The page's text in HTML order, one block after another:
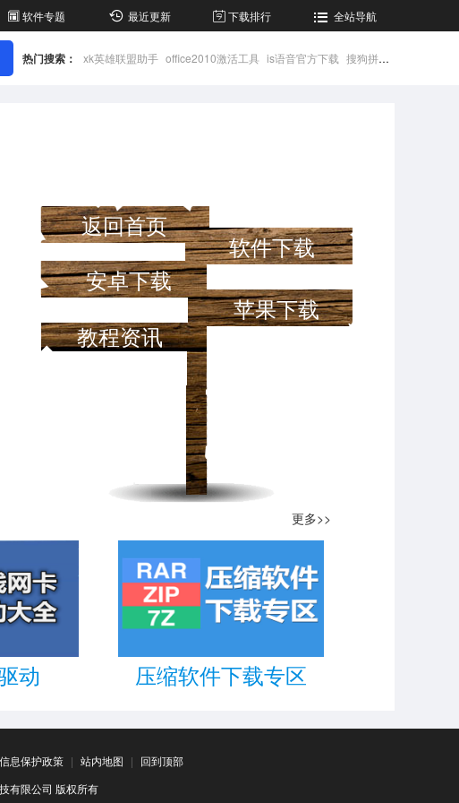
软件专题 最近更新 下载排行 全站导航
热门搜索： xk英雄联盟助手 office2010激活工具 is语音官方下载 搜狗拼音输入法
返回首页
软件下载
安卓下载
苹果下载
教程资讯
更多>>
动 压缩软件下载专区
息保护政策 | 站内地图 | 回到顶部
有限公司 版权所有